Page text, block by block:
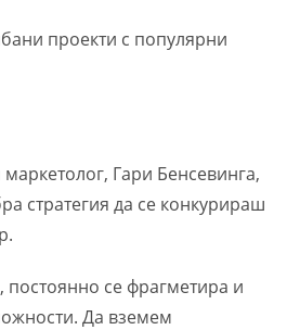
проекти с популярни
Гари Бенсевинга,
стратегия да се конкурираш
постоянно се фрагметира и
Да вземем